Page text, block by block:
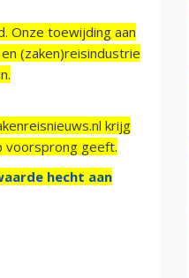
Onze toewijding aan
(zaken)reisindustrie
krijg
voorsprong geeft.
hecht aan